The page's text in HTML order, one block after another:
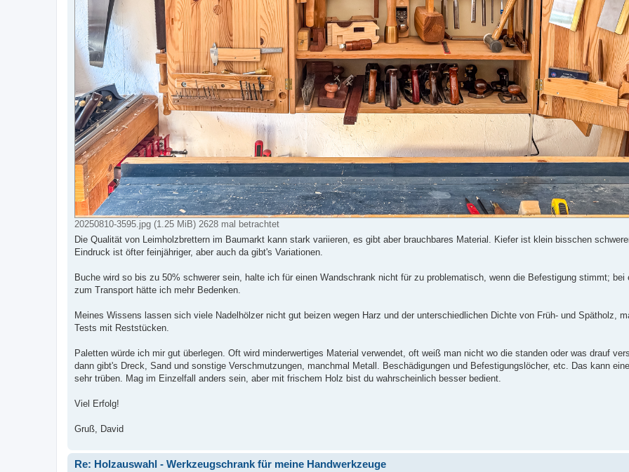
20250810-3595.jpg (1.25 MiB) 2628 mal betrachtet
Die Qualität von Leimholzbrettern im Baumarkt kann stark variieren, es gibt aber brauchbares Material. Kiefer ist klein bisschen
Eindruck ist öfter feinjähriger, aber auch da gibt's Variationen.
Buche wird so bis zu 50% schwerer sein, halte ich für einen Wandschrank nicht für zu problematisch, wenn die Befestigung stimmt; bei
zum Transport hätte ich mehr Bedenken.
Meines Wissens lassen sich viele Nadelhölzer nicht gut beizen wegen Harz und der unterschiedlichen Dichte von Früh- und Spätholz,
Tests mit Reststücken.
Paletten würde ich mir gut überlegen. Oft wird minderwertiges Material verwendet, oft weiß man nicht wo die standen oder was drauf
dann gibt's Dreck, Sand und sonstige Verschmutzungen, manchmal Metall. Beschädigungen und Befestigungslöcher, etc. Das kann
sehr trüben. Mag im Einzelfall anders sein, aber mit frischem Holz bist du wahrscheinlich besser bedient.
Viel Erfolg!
Gruß, David
Re: Holzauswahl - Werkzeugschrank für meine Handwerkzeuge